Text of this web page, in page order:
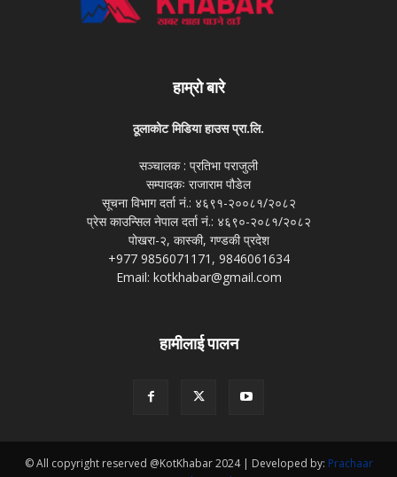
हाम्रो बारे
ठूलाकोट मिडिया हाउस प्रा.लि.
सञ्चालक : प्रतिभा पराजुली
सम्पादकः राजाराम पौडेल
सूचना विभाग दर्ता नं.: ४६९१-२००८१/२०८२
प्रेस काउन्सिल नेपाल दर्ता नं.: ४६९०-२०८१/२०८२
पोखरा-२, कास्की, गण्डकी प्रदेश
+977 9856071171, 9846061634
Email: kotkhabar@gmail.com
हामीलाई पालन
© All copyright reserved @KotKhabar 2024 | Developed by: Prachaar